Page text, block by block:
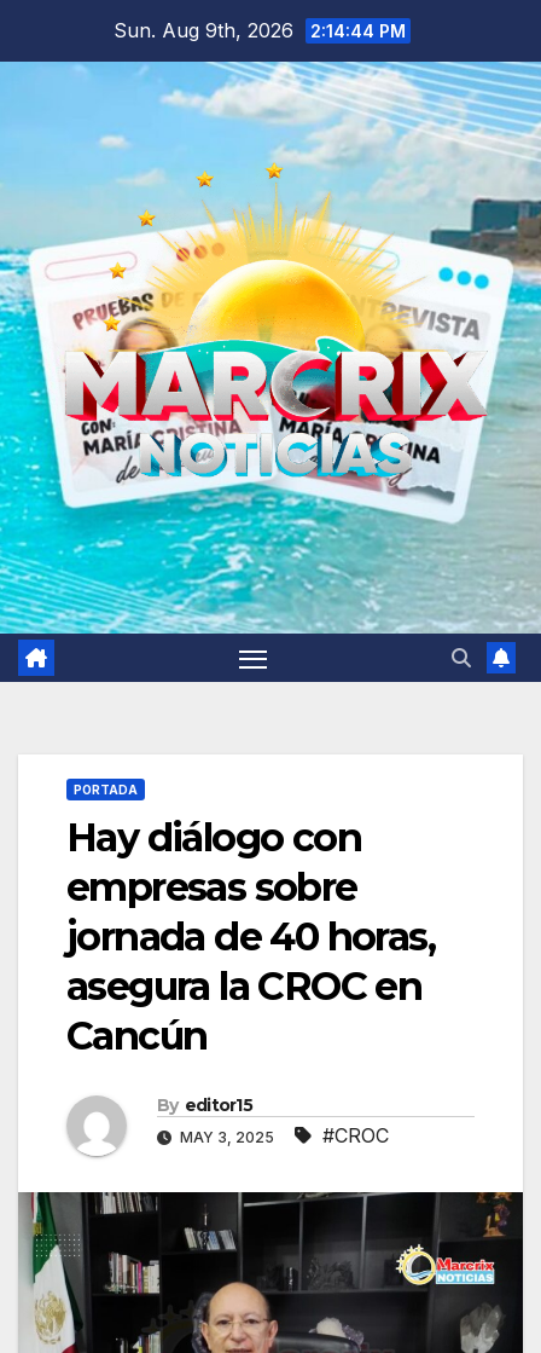
Sun. Aug 9th, 2026 2:14:45 PM
PORTADA
Hay diálogo con
empresas sobre
jornada de 40 horas,
asegura la CROC en
Cancún
By editor15
MAY 3, 2025 #CROC